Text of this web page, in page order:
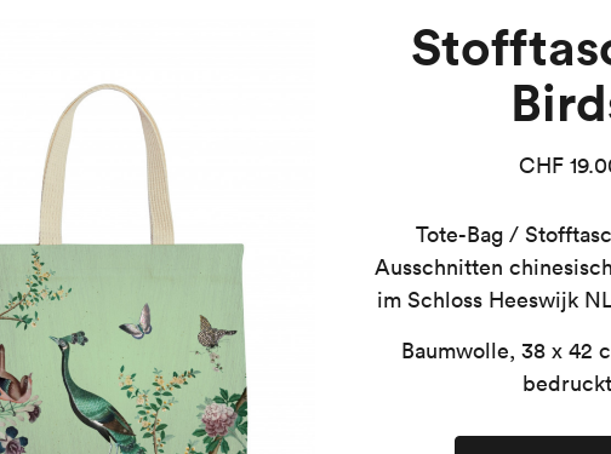
CHF
Tote-Bag /
Ausschnitten
im Schloss Heeswijk
Baumwolle, 38 x 42